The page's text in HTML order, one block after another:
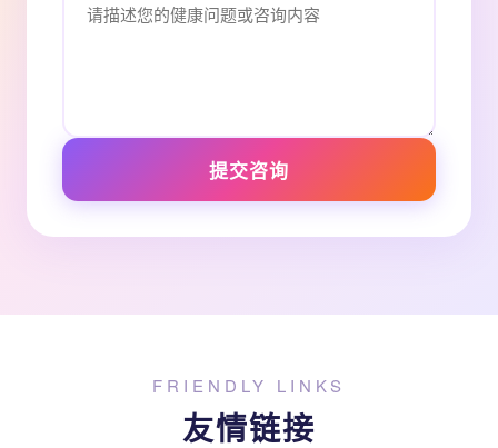
提交咨询
FRIENDLY LINKS
友情链接